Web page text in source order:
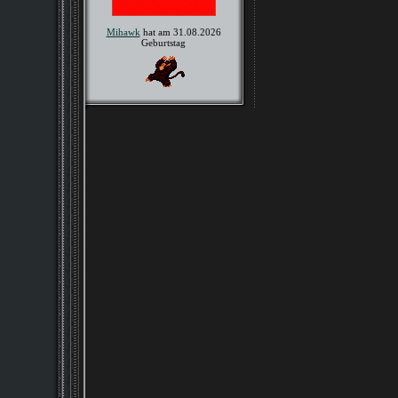
Mihawk hat am 31.08.2026
Geburtstag